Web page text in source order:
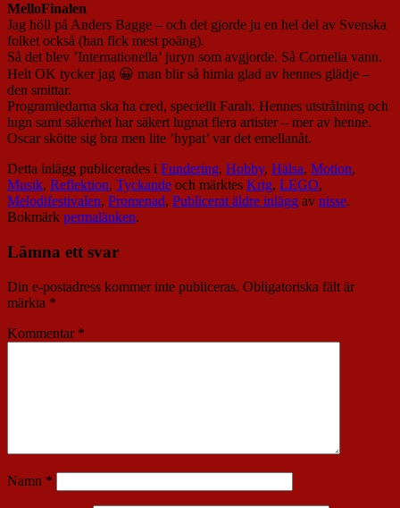
MelloFinalen
Jag höll på Anders Bagge – och det gjorde ju en hel del av Svenska
folket också (han fick mest poäng).
Så det blev ’Internationella’ juryn som avgjorde. Så Cornelia vann.
Helt OK tycker jag 😀 man blir så himla glad av hennes glädje –
den smittar.
Programledarna ska ha cred, speciellt Farah. Hennes utstrålning och
lugn samt säkerhet har säkert lugnat flera artister – mer av henne.
Oscar skötte sig bra men lite ’hypat’ var det emellanåt.
Detta inlägg publicerades i Fundering, Hobby, Hälsa, Motion,
Musik, Reflektion, Tyckande och märktes Krig, LEGO,
Melodifestivalen, Promenad, Publicerat äldre inlägg av nisse.
Bokmärk permalänken.
Lämna ett svar
Din e-postadress kommer inte publiceras. Obligatoriska fält är
märkta *
Kommentar *
Namn *